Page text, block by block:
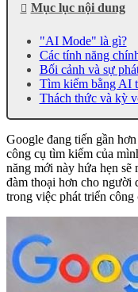
Mục lục nội dung
"AI Mode" là gì?
Các tính năng
Bối cảnh và sự
Tìm kiếm bằng AI
Thách thức và kỳ
Google đang tiến gần
công cụ tìm kiếm của
năng mới này hứa hẹn
đàm thoại hơn cho người
trong việc phát triển